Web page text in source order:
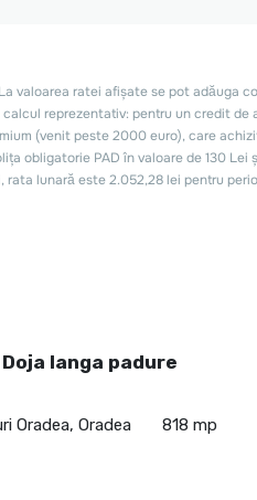
langa padure
Oradea, Oradea 818 mp